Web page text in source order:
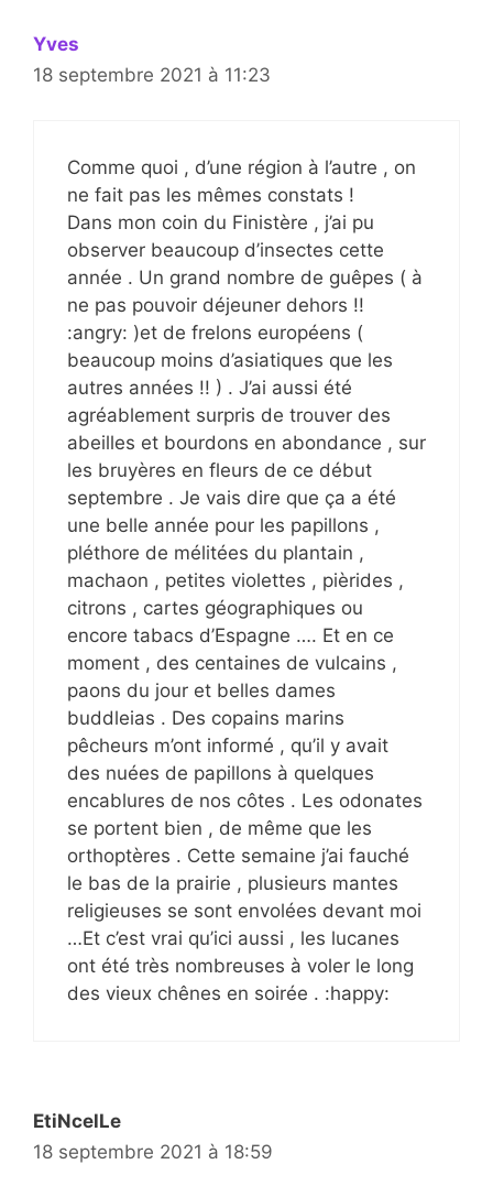
Yves
18 septembre 2021 à 11:23
Comme quoi , d’une région à l’autre , on
ne fait pas les mêmes constats !
Dans mon coin du Finistère , j’ai pu
observer beaucoup d’insectes cette
année . Un grand nombre de guêpes ( à
ne pas pouvoir déjeuner dehors !!
:angry: )et de frelons européens (
beaucoup moins d’asiatiques que les
autres années !! ) . J’ai aussi été
agréablement surpris de trouver des
abeilles et bourdons en abondance , sur
les bruyères en fleurs de ce début
septembre . Je vais dire que ça a été
une belle année pour les papillons ,
pléthore de mélitées du plantain ,
machaon , petites violettes , pièrides ,
citrons , cartes géographiques ou
encore tabacs d’Espagne …. Et en ce
moment , des centaines de vulcains ,
paons du jour et belles dames
buddleias . Des copains marins
pêcheurs m’ont informé , qu’il y avait
des nuées de papillons à quelques
encablures de nos côtes . Les odonates
se portent bien , de même que les
orthoptères . Cette semaine j’ai fauché
le bas de la prairie , plusieurs mantes
religieuses se sont envolées devant moi
…Et c’est vrai qu’ici aussi , les lucanes
ont été très nombreuses à voler le long
des vieux chênes en soirée . :happy:
EtiNcelLe
18 septembre 2021 à 18:59